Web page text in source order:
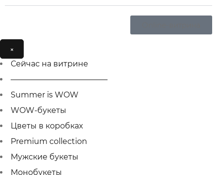
×
Сейчас на витрине
————————————–
Summer is WOW
WOW-букеты
Цветы в коробках
Premium collection
Мужcкие букеты
Монобукеты